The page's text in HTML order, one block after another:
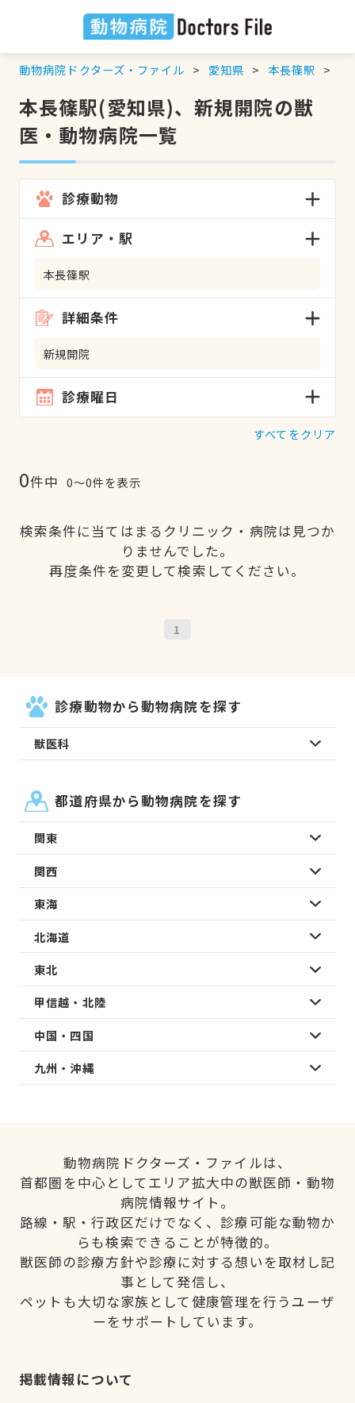
動物病院ドクターズ・ファイル 愛知県 本長篠駅
本長篠駅(愛知県)、新規開院の獣
医・動物病院一覧
診療動物
エリア・駅
本長篠駅
詳細条件
新規開院
診療曜日
すべてをクリア
0件中 0〜0件を表示
検索条件に当てはまるクリニック・病院は見つか
りませんでした。
再度条件を変更して検索してください。
1
診療動物から動物病院を探す
獣医科
都道府県から動物病院を探す
関東
関西
東海
北海道
東北
甲信越・北陸
中国・四国
九州・沖縄
動物病院ドクターズ・ファイルは、
首都圏を中心としてエリア拡大中の獣医師・動物
病院情報サイト。
路線・駅・行政区だけでなく、診療可能な動物か
らも検索できることが特徴的。
獣医師の診療方針や診療に対する想いを取材し記
事として発信し、
ペットも大切な家族として健康管理を行うユーザ
ーをサポートしています。
掲載情報について